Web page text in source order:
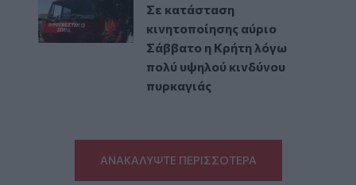
Σε κατάσταση
κινητοποίησης αύριο
Σάββατο η Κρήτη λόγω
πολύ υψηλού κινδύνου
πυρκαγιάς
ΑΝΑΚΑΛΥΨΤΕ ΠΕΡΙΣΣΟΤΕΡΑ